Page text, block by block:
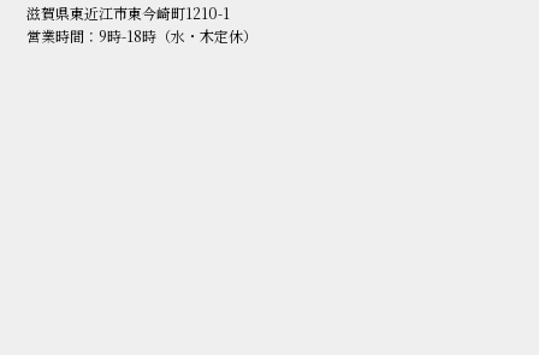
滋賀県東近江市東今崎町1210-1
営業時間：9時-18時（水・木定休）